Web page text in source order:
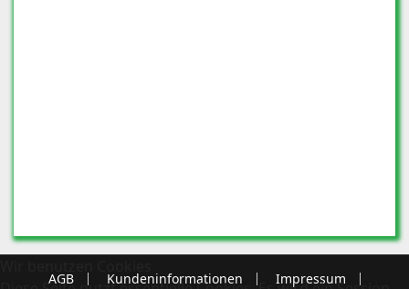
AGB Kundeninformationen
Impressum